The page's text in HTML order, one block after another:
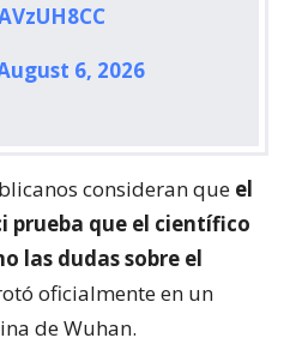
6, 2026
consideran que el
prueba que el científico
las dudas sobre el
oficialmente en un
de Wuhan.